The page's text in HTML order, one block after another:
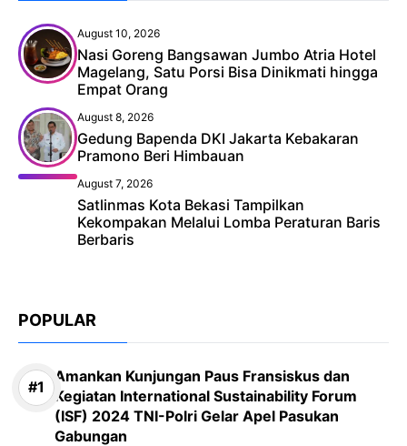
August 10, 2026
Nasi Goreng Bangsawan Jumbo Atria Hotel
Magelang, Satu Porsi Bisa Dinikmati hingga
Empat Orang
August 8, 2026
Gedung Bapenda DKI Jakarta Kebakaran
Pramono Beri Himbauan
August 7, 2026
Satlinmas Kota Bekasi Tampilkan
Kekompakan Melalui Lomba Peraturan Baris
Berbaris
POPULAR
Amankan Kunjungan Paus Fransiskus dan
Kegiatan International Sustainability Forum
(ISF) 2024 TNI-Polri Gelar Apel Pasukan
Gabungan